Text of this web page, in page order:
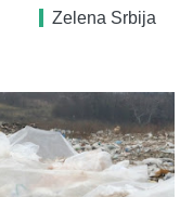
Zelena Srbija